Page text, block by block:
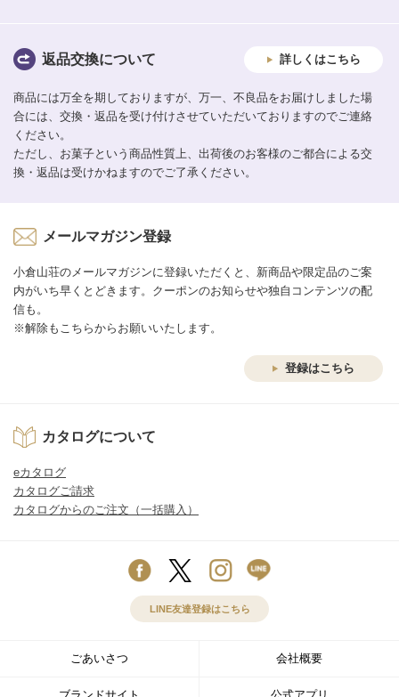
返品交換について 詳しくはこちら
商品には万全を期しておりますが、万一、不良品をお届けしました場
合には、交換・返品を受け付けさせていただいておりますのでご連絡
ください。
ただし、お菓子という商品性質上、出荷後のお客様のご都合による交
換・返品は受けかねますのでご了承ください。
メールマガジン登録
小倉山荘のメールマガジンに登録いただくと、新商品や限定品のご案
内がいち早くとどきます。クーポンのお知らせや独自コンテンツの配
信も。
※解除もこちらからお願いいたします。
登録はこちら
カタログについて
eカタログ
カタログご請求
カタログからのご注文（一括購入）
LINE友達登録はこちら
ごあいさつ 会社概要